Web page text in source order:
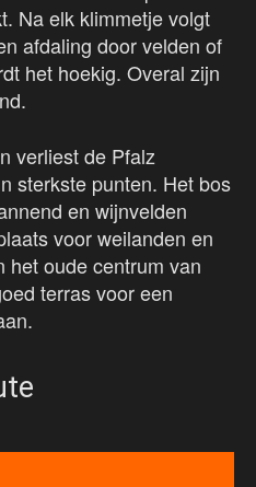
Na elk klimmetje volgt
afdaling door velden of
het hoekig. Overal zijn
verliest de Pfalz
sterkste punten. Het bos
en wijnvelden
voor weilanden en
het oude centrum van
terras voor een